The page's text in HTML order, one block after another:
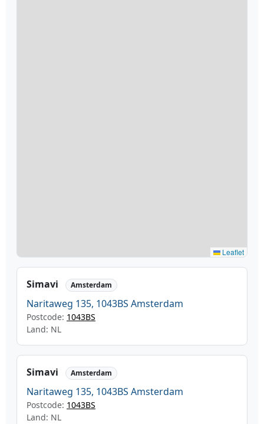
Leaflet
Simavi Amsterdam
Naritaweg 135, 1043BS Amsterdam
Postcode: 1043BS
Land: NL
Simavi Amsterdam
Naritaweg 135, 1043BS Amsterdam
Postcode: 1043BS
Land: NL